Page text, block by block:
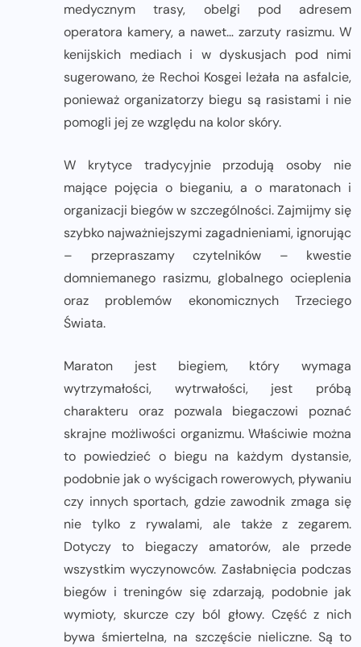
medycznym trasy, obelgi pod adresem
operatora kamery, a nawet… zarzuty rasizmu. W
kenijskich mediach i w dyskusjach pod nimi
sugerowano, że Rechoi Kosgei leżała na asfalcie,
ponieważ organizatorzy biegu są rasistami i nie
pomogli jej ze względu na kolor skóry.
W krytyce tradycyjnie przodują osoby nie
mające pojęcia o bieganiu, a o maratonach i
organizacji biegów w szczególności. Zajmijmy się
szybko najważniejszymi zagadnieniami, ignorując
– przepraszamy czytelników – kwestie
domniemanego rasizmu, globalnego ocieplenia
oraz problemów ekonomicznych Trzeciego
Świata.
Maraton jest biegiem, który wymaga
wytrzymałości, wytrwałości, jest próbą
charakteru oraz pozwala biegaczowi poznać
skrajne możliwości organizmu. Właściwie można
to powiedzieć o biegu na każdym dystansie,
podobnie jak o wyścigach rowerowych, pływaniu
czy innych sportach, gdzie zawodnik zmaga się
nie tylko z rywalami, ale także z zegarem.
Dotyczy to biegaczy amatorów, ale przede
wszystkim wyczynowców. Zasłabnięcia podczas
biegów i treningów się zdarzają, podobnie jak
wymioty, skurcze czy ból głowy. Część z nich
bywa śmiertelna, na szczęście nieliczne. Są to